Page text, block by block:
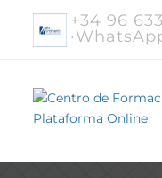
+34 96